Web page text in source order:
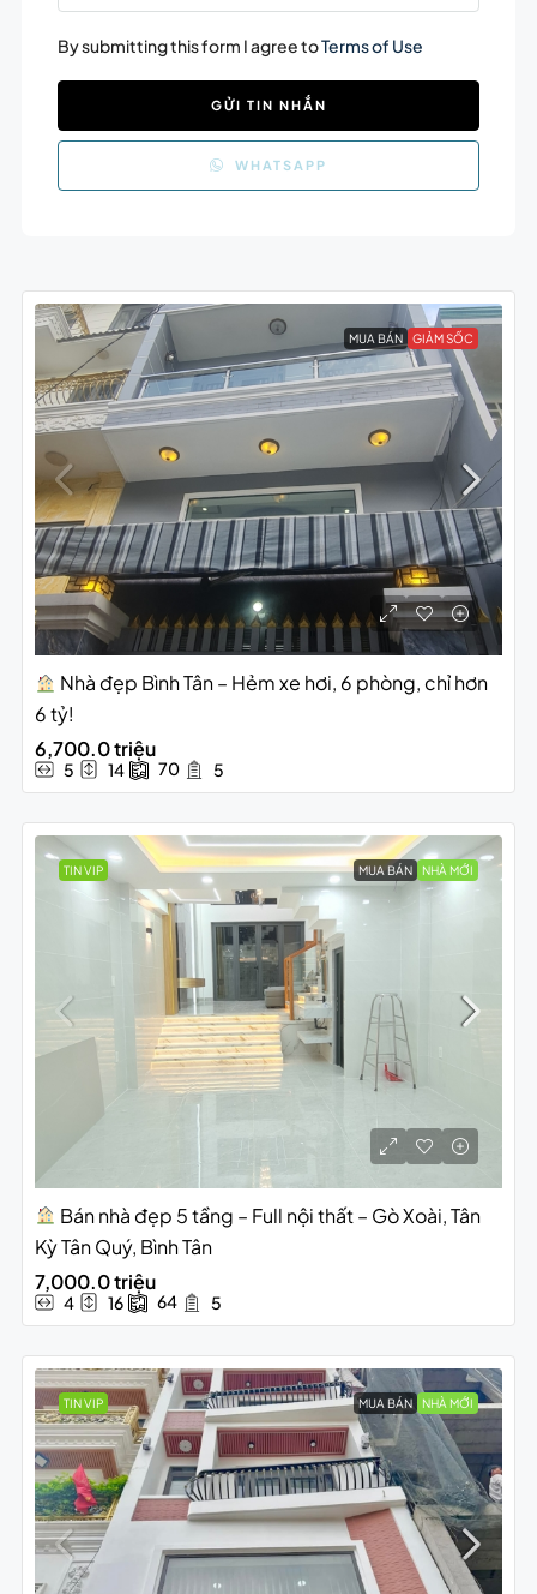
By submitting this form I agree toTerms of Use
GỬI TIN NHẮN
WHATSAPP
MUA BÁN GIẢM SỐC
Nhà đẹp Bình Tân – Hẻm xe hơi, 6 phòng, chỉ hơn
6 tỷ!
6,700.0 triệu
5 14 70 5
TIN VIP MUA BÁN NHÀ MỚI
Bán nhà đẹp 5 tầng – Full nội thất – Gò Xoài, Tân
Kỳ Tân Quý, Bình Tân
7,000.0 triệu
4 16 64 5
TIN VIP MUA BÁN NHÀ MỚI